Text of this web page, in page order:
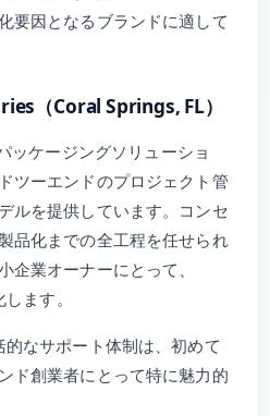
要因となるブランドに適して
（Coral Springs, FL）
ケージングソリューショ
ツーエンドのプロジェクト管
ルを提供しています。コンセ
品化までの全工程を任せられ
企業オーナーにとって、
ます。
なサポート体制は、初めて
ド創業者にとって特に魅力的